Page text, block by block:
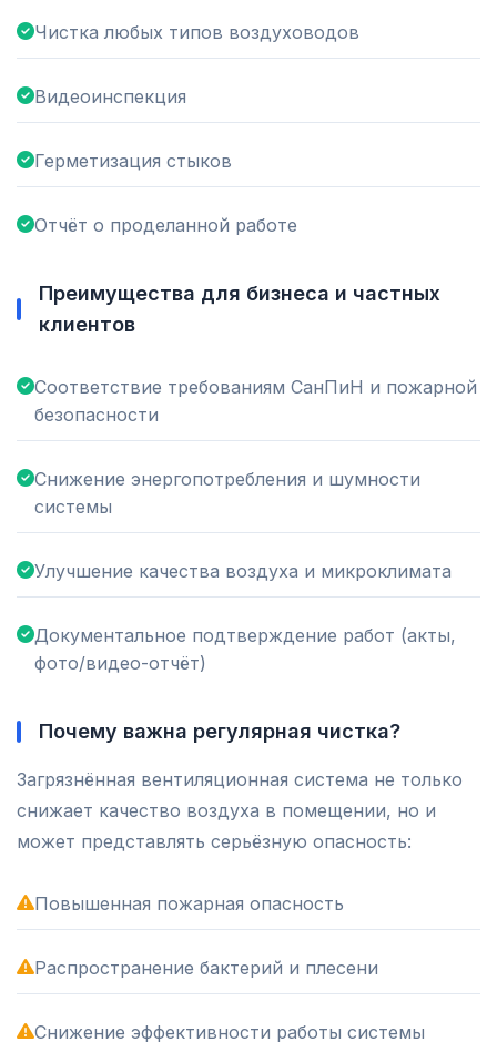
Чистка любых типов воздуховодов
Видеоинспекция
Герметизация стыков
Отчёт о проделанной работе
Преимущества для бизнеса и частных
клиентов
Соответствие требованиям СанПиН и пожарной
безопасности
Снижение энергопотребления и шумности
системы
Улучшение качества воздуха и микроклимата
Документальное подтверждение работ (акты,
фото/видео-отчёт)
Почему важна регулярная чистка?
Загрязнённая вентиляционная система не только
снижает качество воздуха в помещении, но и
может представлять серьёзную опасность:
Повышенная пожарная опасность
Распространение бактерий и плесени
Снижение эффективности работы системы